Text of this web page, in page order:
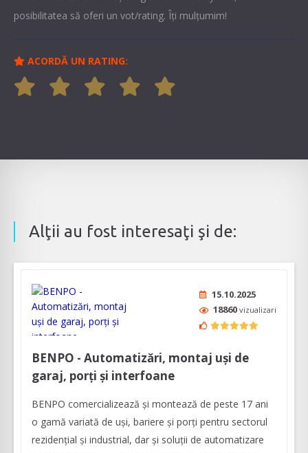
posibilitatea să oferi un vot/rating. Îți mulțumim!
ACORDĂ UN RATING:
Alţii au fost interesaţi şi de:
15.10.2025
18860 vizualizari
BENPO - Automatizări, montaj uși de
garaj, porți și interfoane
BENPO comercializează și montează de peste 17 ani
o gamă variată de uși, bariere și porți pentru sectorul
rezidențial și industrial, dar și soluții de automatizare